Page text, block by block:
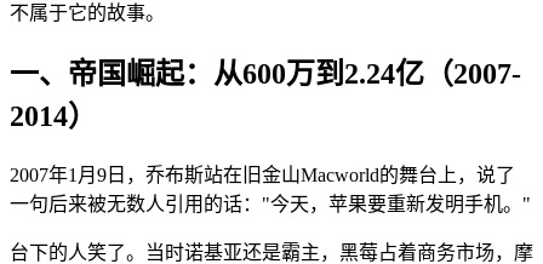
不属于它的故事。
一、帝国崛起：从600万到2.24亿（2007-
2014）
2007年1月9日，乔布斯站在旧金山Macworld的舞台上，说了
一句后来被无数人引用的话："今天，苹果要重新发明手机。"
台下的人笑了。当时诺基亚还是霸主，黑莓占着商务市场，摩